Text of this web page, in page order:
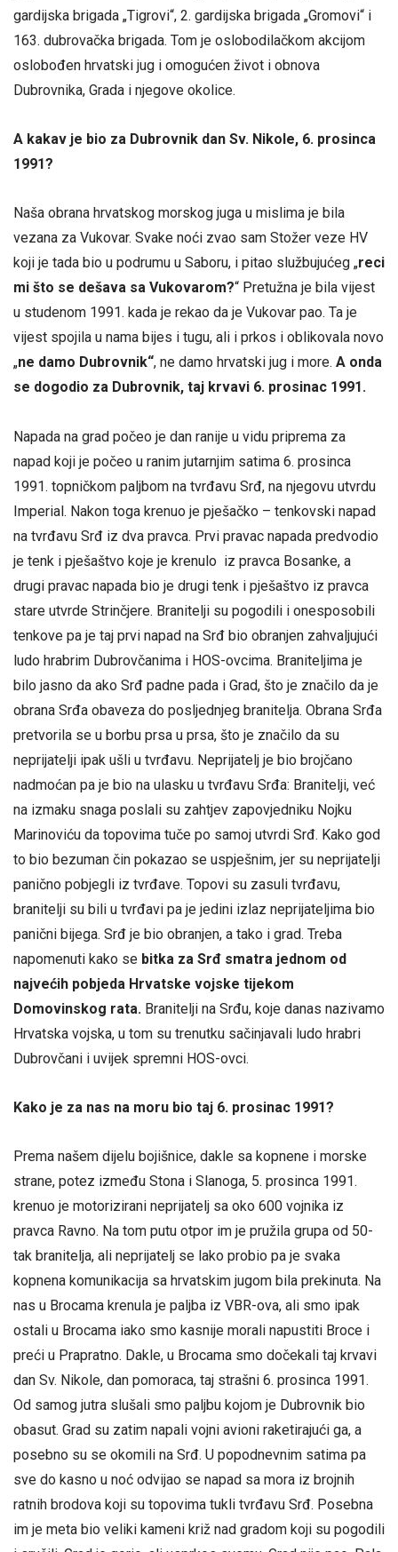
gardijska brigada „Tigrovi“, 2. gardijska brigada „Gromovi“ i
163. dubrovačka brigada. Tom je oslobodilačkom akcijom
oslobođen hrvatski jug i omogućen život i obnova
Dubrovnika, Grada i njegove okolice.
A kakav je bio za Dubrovnik dan Sv. Nikole, 6. prosinca
1991?
Naša obrana hrvatskog morskog juga u mislima je bila
vezana za Vukovar. Svake noći zvao sam Stožer veze HV
koji je tada bio u podrumu u Saboru, i pitao službujućeg „reci
mi što se dešava sa Vukovarom?“ Pretužna je bila vijest
u studenom 1991. kada je rekao da je Vukovar pao. Ta je
vijest spojila u nama bijes i tugu, ali i prkos i oblikovala novo
„ne damo Dubrovnik“, ne damo hrvatski jug i more. A onda
se dogodio za Dubrovnik, taj krvavi 6. prosinac 1991.
Napada na grad počeo je dan ranije u vidu priprema za
napad koji je počeo u ranim jutarnjim satima 6. prosinca
1991. topničkom paljbom na tvrđavu Srđ, na njegovu utvrdu
Imperial. Nakon toga krenuo je pješačko – tenkovski napad
na tvrđavu Srđ iz dva pravca. Prvi pravac napada predvodio
je tenk i pješaštvo koje je krenulo iz pravca Bosanke, a
drugi pravac napada bio je drugi tenk i pješaštvo iz pravca
stare utvrde Strinčjere. Branitelji su pogodili i onesposobili
tenkove pa je taj prvi napad na Srđ bio obranjen zahvaljujući
ludo hrabrim Dubrovčanima i HOS-ovcima. Braniteljima je
bilo jasno da ako Srđ padne pada i Grad, što je značilo da je
obrana Srđa obaveza do posljednjeg branitelja. Obrana Srđa
pretvorila se u borbu prsa u prsa, što je značilo da su
neprijatelji ipak ušli u tvrđavu. Neprijatelj je bio brojčano
nadmoćan pa je bio na ulasku u tvrđavu Srđa: Branitelji, već
na izmaku snaga poslali su zahtjev zapovjedniku Nojku
Marinoviću da topovima tuče po samoj utvrdi Srđ. Kako god
to bio bezuman čin pokazao se uspješnim, jer su neprijatelji
panično pobjegli iz tvrđave. Topovi su zasuli tvrđavu,
branitelji su bili u tvrđavi pa je jedini izlaz neprijateljima bio
panični bijega. Srđ je bio obranjen, a tako i grad. Treba
napomenuti kako se bitka za Srđ smatra jednom od
najvećih pobjeda Hrvatske vojske tijekom
Domovinskog rata. Branitelji na Srđu, koje danas nazivamo
Hrvatska vojska, u tom su trenutku sačinjavali ludo hrabri
Dubrovčani i uvijek spremni HOS-ovci.
Kako je za nas na moru bio taj 6. prosinac 1991?
Prema našem dijelu bojišnice, dakle sa kopnene i morske
strane, potez između Stona i Slanoga, 5. prosinca 1991.
krenuo je motorizirani neprijatelj sa oko 600 vojnika iz
pravca Ravno. Na tom putu otpor im je pružila grupa od 50-
tak branitelja, ali neprijatelj se lako probio pa je svaka
kopnena komunikacija sa hrvatskim jugom bila prekinuta. Na
nas u Brocama krenula je paljba iz VBR-ova, ali smo ipak
ostali u Brocama iako smo kasnije morali napustiti Broce i
preći u Prapratno. Dakle, u Brocama smo dočekali taj krvavi
dan Sv. Nikole, dan pomoraca, taj strašni 6. prosinca 1991.
Od samog jutra slušali smo paljbu kojom je Dubrovnik bio
obasut. Grad su zatim napali vojni avioni raketirajući ga, a
posebno su se okomili na Srđ. U popodnevnim satima pa
sve do kasno u noć odvijao se napad sa mora iz brojnih
ratnih brodova koji su topovima tukli tvrđavu Srđ. Posebna
im je meta bio veliki kameni križ nad gradom koji su pogodili